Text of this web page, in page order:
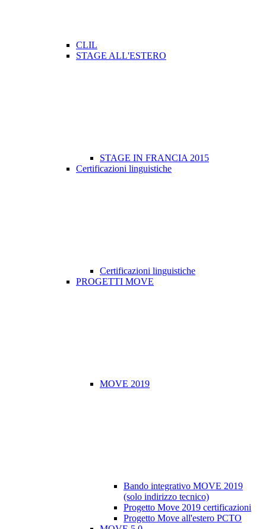
CLIL
STAGE ALL'ESTERO
STAGE IN FRANCIA 2015
Certificazioni linguistiche
Certificazioni linguistiche
PROGETTI MOVE
MOVE 2019
Bando integrativo MOVE 2019
(solo indirizzo tecnico)
Progetto Move 2019 certificazioni
Progetto Move all'estero PCTO